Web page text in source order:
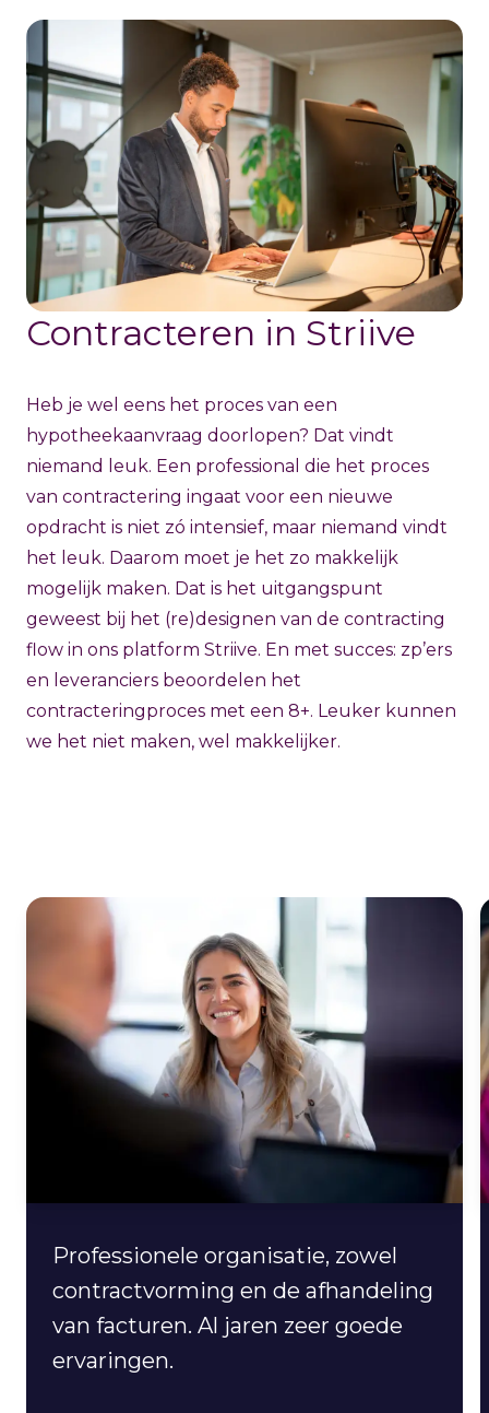
Contracteren in Striive
Heb je wel eens het proces van een
hypotheekaanvraag doorlopen? Dat vindt
niemand leuk. Een professional die het proces
van contractering ingaat voor een nieuwe
opdracht is niet zó intensief, maar niemand vindt
het leuk. Daarom moet je het zo makkelijk
mogelijk maken. Dat is het uitgangspunt
geweest bij het (re)designen van de contracting
flow in ons platform Striive. En met succes: zp’ers
en leveranciers beoordelen het
contracteringproces met een 8+. Leuker kunnen
we het niet maken, wel makkelijker.
Professionele organisatie, zowel
contractvorming en de afhandeling
van facturen. Al jaren zeer goede
ervaringen.